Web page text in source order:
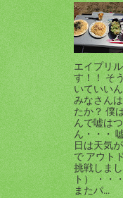
エイプリ
す！！ そ
いていい
みなさん
たか？ 僕
んで嘘は
ん・・・
日は天気
で アウト
挑戦しま
ト） ・・
またパ...